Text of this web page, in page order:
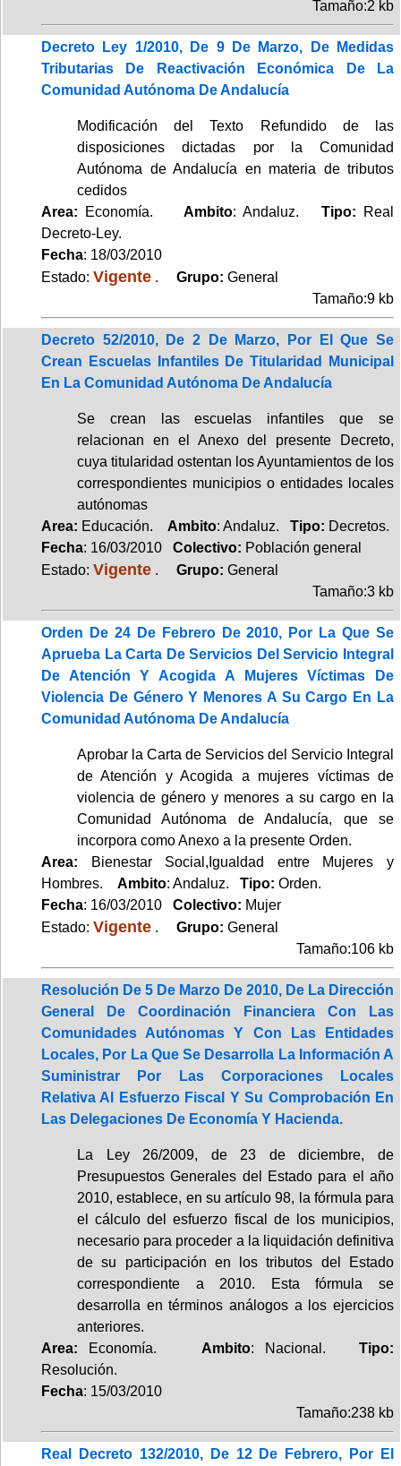
Tamaño:2 kb
Decreto Ley 1/2010, De 9 De Marzo, De Medidas
Tributarias De Reactivación Económica De La
Comunidad Autónoma De Andalucía
Modificación del Texto Refundido de las
disposiciones dictadas por la Comunidad
Autónoma de Andalucía en materia de tributos
cedidos
Area: Economía. Ambito: Andaluz. Tipo:
Real
Decreto-Ley.
Fecha: 18/03/2010
Estado: Vigente . Grupo: General
Tamaño:9 kb
Decreto 52/2010, De 2 De Marzo, Por El Que Se
Crean Escuelas Infantiles De Titularidad Municipal
En La Comunidad Autónoma De Andalucía
Se crean las escuelas infantiles que se
relacionan en el Anexo del presente Decreto,
cuya titularidad ostentan los Ayuntamientos de los
correspondientes municipios o entidades locales
autónomas
Area: Educación. Ambito: Andaluz. Tipo: Decretos.
Fecha: 16/03/2010 Colectivo: Población general
Estado: Vigente . Grupo: General
Tamaño:3 kb
Orden De 24 De Febrero De 2010, Por La Que Se
Aprueba La Carta De Servicios Del Servicio Integral
De Atención Y Acogida A Mujeres Víctimas De
Violencia De Género Y Menores A Su Cargo En La
Comunidad Autónoma De Andalucía
Aprobar la Carta de Servicios del Servicio Integral
de Atención y Acogida a mujeres víctimas de
violencia de género y menores a su cargo en la
Comunidad Autónoma de Andalucía, que se
incorpora como Anexo a la presente Orden.
Area: Bienestar Social,Igualdad entre Mujeres y
Hombres. Ambito: Andaluz. Tipo: Orden.
Fecha: 16/03/2010 Colectivo: Mujer
Estado: Vigente . Grupo: General
Tamaño:106 kb
Resolución De 5 De Marzo De 2010, De La Dirección
General De Coordinación Financiera Con Las
Comunidades Autónomas Y Con Las Entidades
Locales, Por La Que Se Desarrolla La Información A
Suministrar Por Las Corporaciones Locales
Relativa Al Esfuerzo Fiscal Y Su Comprobación En
Las Delegaciones De Economía Y Hacienda.
La Ley 26/2009, de 23 de diciembre, de
Presupuestos Generales del Estado para el año
2010, establece, en su artículo 98, la fórmula para
el cálculo del esfuerzo fiscal de los municipios,
necesario para proceder a la liquidación definitiva
de su participación en los tributos del Estado
correspondiente a 2010. Esta fórmula se
desarrolla en términos análogos a los ejercicios
anteriores.
Area: Economía. Ambito: Nacional.Tipo:
Resolución.
Fecha: 15/03/2010
Tamaño:238 kb
Real Decreto 132/2010, De 12 De Febrero, Por El